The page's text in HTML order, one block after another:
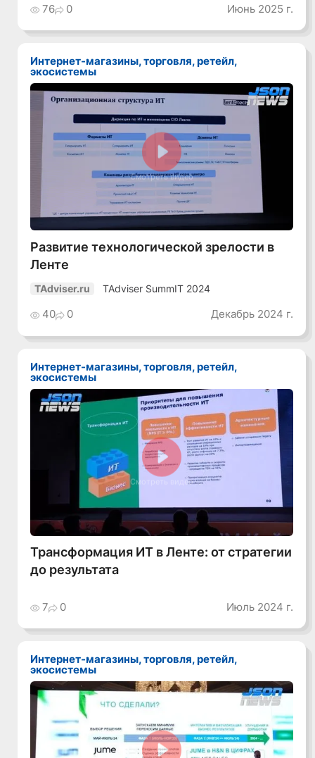
76 0 Июнь 2025 г.
Интернет-магазины, торговля, ретейл,
экосистемы
Смотреть видео
Развитие технологической зрелости в
Ленте
TAdviser.ru TAdviser SummIT 2024
40 0 Декабрь 2024 г.
Интернет-магазины, торговля, ретейл,
экосистемы
Смотреть видео
Трансформация ИТ в Ленте: от стратегии
до результата
7 0 Июль 2024 г.
Интернет-магазины, торговля, ретейл,
экосистемы